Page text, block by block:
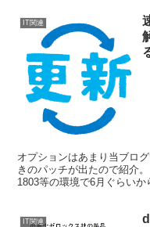
IT関連
オプションはあまり当ブロ
きのパッチが出たので紹介
1803等の環境で6月ぐらいか
IT関連